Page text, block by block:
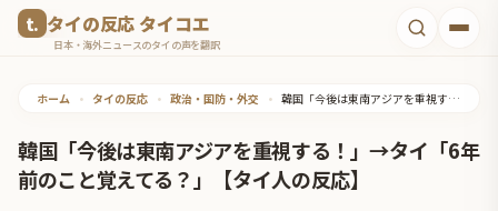
タイの反応 タイコエ
日本・海外ニュースのタイの声を翻訳
ホーム • タイの反応 • 政治・国防・外交 • 韓国「今後は東南アジアを重視する！」→タイ「6年前のこと覚えてる？」【タイ人の反応】
韓国「今後は東南アジアを重視する！」→タイ「6年
前のこと覚えてる？」【タイ人の反応】